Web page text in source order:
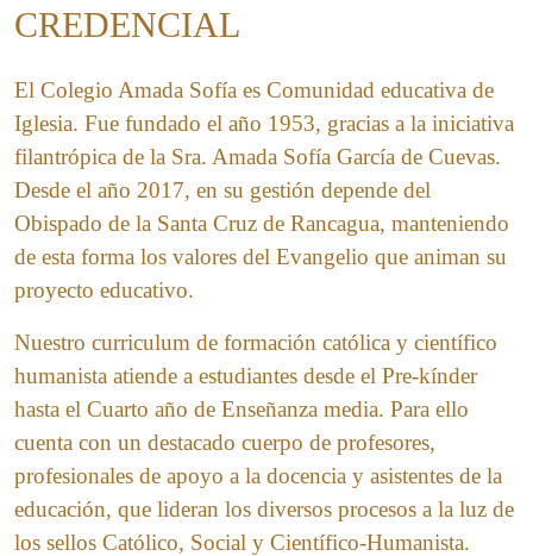
CREDENCIAL
El Colegio Amada Sofía es Comunidad educativa de
Iglesia. Fue fundado el año 1953, gracias a la iniciativa
filantrópica de la Sra. Amada Sofía García de Cuevas.
Desde el año 2017, en su gestión depende del
Obispado de la Santa Cruz de Rancagua, manteniendo
de esta forma los valores del Evangelio que animan su
proyecto educativo.
Nuestro curriculum de formación católica y científico
humanista atiende a estudiantes desde el Pre-kínder
hasta el Cuarto año de Enseñanza media. Para ello
cuenta con un destacado cuerpo de profesores,
profesionales de apoyo a la docencia y asistentes de la
educación, que lideran los diversos procesos a la luz de
los sellos Católico, Social y Científico-Humanista.